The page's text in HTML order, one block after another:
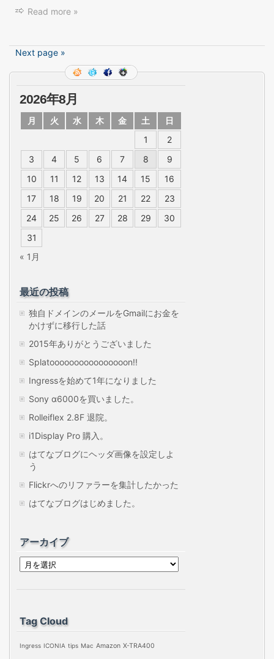
Read more »
Next page »
2026年8月
月 火 水 木 金 土
日
1
2
3
4 5 6 7 8
9
10
11 12 13 14 15
16
17
18 19 20 21 22
23
24
25 26 27 28 29
30
31
« 1月
最近の投稿
独自ドメインのメールをGmailにお金を
かけずに移行した話
2015年ありがとうございました
Splatoooooooooooooooon!!
Ingressを始めて1年になりました
Sony α6000を買いました。
Rolleiflex 2.8F 退院。
i1Display Pro 購入。
はてなブログにヘッダ画像を設定しよ
う
Flickrへのリファラーを集計したかった
はてなブログはじめました。
アーカイブ
ア
ブ
Tag Cloud
Ingress ICONIA tips Mac Amazon X-TRA400